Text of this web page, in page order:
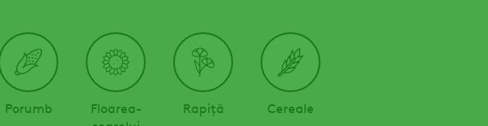
Porumb
Floarea-
Rapiță Cereale